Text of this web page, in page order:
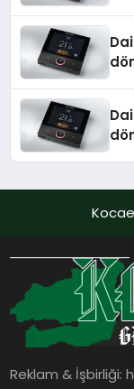
Reklam & İşbirliği: